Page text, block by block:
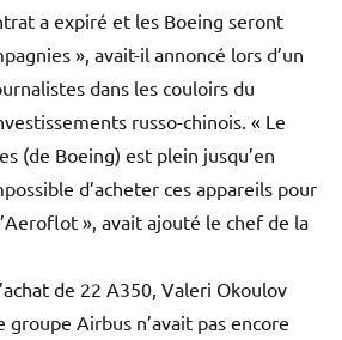
a expiré et les Boeing seront
», avait-il annoncé lors d’un
dans les couloirs du
russo-chinois. « Le
(de Boeing) est plein jusqu’en
d’acheter ces appareils pour
», avait ajouté le chef de la
de 22 A350, Valeri Okoulov
Airbus n’avait pas encore